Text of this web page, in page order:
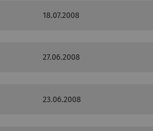
18.07.2008
27.06.2008
23.06.2008